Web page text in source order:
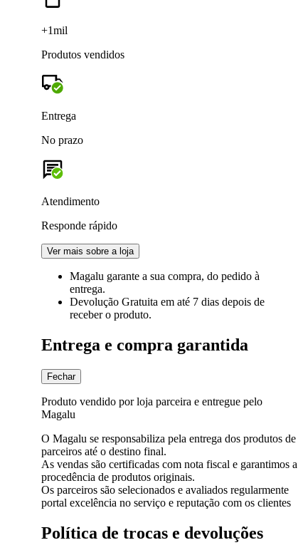
+1mil
Produtos vendidos
Entrega
No prazo
Atendimento
Responde rápido
Ver mais sobre a loja
Magalu garante a sua compra, do pedido à
entrega.
Devolução Gratuita em até 7 dias depois de
receber o produto.
Entrega e compra garantida
Fechar
Produto vendido por loja parceira e entregue pelo
Magalu
O Magalu se responsabiliza pela entrega dos produtos de
parceiros até o destino final.
As vendas são certificadas com nota fiscal e garantimos a
procedência de produtos originais.
Os parceiros são selecionados e avaliados regularmente
portal excelência no serviço e reputação com os clientes
Política de trocas e devoluções